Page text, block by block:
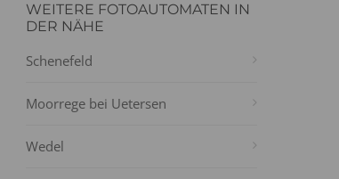
WEITERE FOTOAUTOMATEN IN
DER NÄHE
Schenefeld
Moorrege bei Uetersen
Wedel